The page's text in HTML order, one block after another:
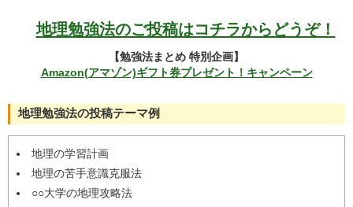
地理勉強法のご投稿はコチラからどうぞ！
【勉強法まとめ 特別企画】
Amazon(アマゾン)ギフト券プレゼント！キャンペーン
地理勉強法の投稿テーマ例
地理の学習計画
地理の苦手意識克服法
○○大学の地理攻略法